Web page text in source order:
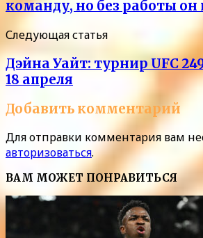
команду, но без работы он
Следующая статья
Дэйна Уайт: турнир UFC
18 апреля
Добавить комментарий
Для отправки комментария вам
авторизоваться.
ВАМ МОЖЕТ ПОНРАВИТЬСЯ